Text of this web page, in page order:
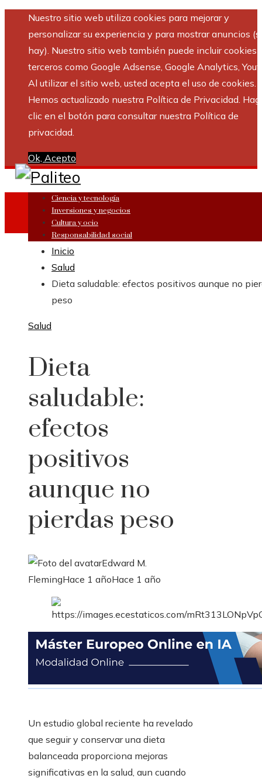
Nuestro sitio web utiliza cookies para mejorar y
personalizar su experiencia y para mostrar anuncios
hay). Nuestro sitio web también puede incluir cookies
terceros como Google Adsense, Google Analytics,
Al utilizar el sitio web, usted acepta el uso de cookies.
Hemos actualizado nuestra Política de Privacidad.
clic en el botón para consultar nuestra Política de
privacidad.
Ok, Acepto
Ciencia y tecnología
Inversiones y negocios
Cultura y ocio
Responsabilidad social
Inicio
Salud
Dieta saludable: efectos positivos aunque no
peso
Salud
Dieta
saludable:
efectos
positivos
aunque no
pierdas peso
Edward M.
FlemingHace 1 añoHace 1 año
Un estudio global reciente ha revelado
que seguir y conservar una dieta
balanceada proporciona mejoras
significativas en la salud, aun cuando